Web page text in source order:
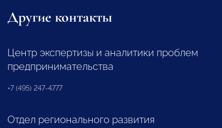
Другие контакты
Центр экспертизы и аналитики проблем
предпринимательства
+7 (495) 247-4777
Отдел регионального развития